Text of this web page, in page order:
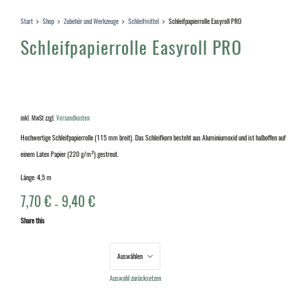
Start Shop Zubehör und Werkzeuge Schleifmittel Schleifpapierrolle Easyroll PRO
Schleifpapierrolle Easyroll PRO
inkl. MwStzzgl. Versandkosten
Hochwertige Schleifpapierrolle (115 mm breit). Das Schleifkorn besteht aus Aluminiumoxid und ist halboffen auf
einem Latex Papier (220 g/m²) gestreut.
Länge: 4,5 m
7,70€ – 9,40€
Auswahl zurücksetzen
Share this